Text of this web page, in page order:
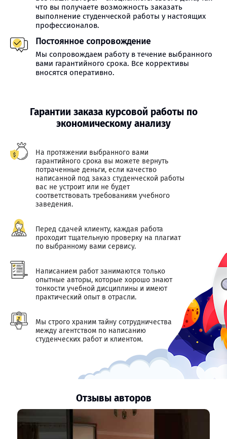
что вы получаете возможность заказать
выполнение студенческой работы у настоящих
профессионалов.
Постоянное сопровождение
Мы сопровождаем работу в течение выбранного
вами гарантийного срока. Все коррективы
вносятся оперативно.
Гарантии заказа курсовой работы по
экономическому анализу
На протяжении выбранного вами
гарантийного срока вы можете вернуть
потраченные деньги, если качество
написанной под заказ студенческой работы
вас не устроит или не будет
соответствовать требованиям учебного
заведения.
Перед сдачей клиенту, каждая работа
проходит тщательную проверку на плагиат
по выбранному вами сервису.
Написанием работ занимаются только
опытные авторы, которые хорошо знают
тонкости учебной дисциплины и имеют
практический опыт в отрасли.
Мы строго храним тайну сотрудничества
между агентством по написанию
студенческих работ и клиентом.
Отзывы авторов